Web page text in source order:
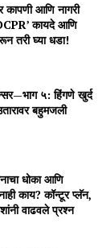
कापणी आणि नागरी
कायदे आणि
तरी घ्या धडा!
५: हिंगणे खुर्द
बहुमजली
धोका आणि
काय? कॉन्टूर प्लॅन,
वाढवले प्रश्न